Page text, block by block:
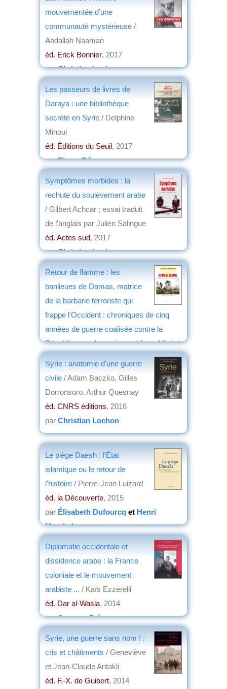
mouvementée d'une
communauté mystérieuse /
Abdallah Naaman
éd. Erick Bonnier, 2017
parChristian Lochon
Les passeurs de livres de
Daraya : une bibliothèque
secrète en Syrie / Delphine
Minoui
éd. Éditions du Seuil, 2017
parPierre Gény
Symptômes morbides : la
rechute du soulèvement arabe
/ Gilbert Achcar ; essai traduit
de l'anglais par Julien Salingue
éd. Actes sud, 2017
parChristian Lochon
Retour de flamme : les
banlieues de Damas, matrice
de la barbarie terroriste qui
frappe l'Occident : chroniques de cinq
années de guerre coalisée contre la
République arabe syrienne/ Jean-Michel
Syrie : anatomie d'une guerre
civile / Adam Baczko, Gilles
Dorronsoro, Arthur Quesnay
éd. CNRS éditions, 2016
par Christian Lochon
Le piège Daesh : l'État
islamique ou le retour de
l'histoire / Pierre-Jean Luizard
éd. la Découverte, 2015
par Élisabeth Dufourcq et Henri
Marchal
Diplomatie occidentale et
dissidence arabe : la France
coloniale et le mouvement
arabiste ... / Kaïs Ezzerelli
éd. Dar al-Wasla, 2014
parJacques Frémeaux
Syrie, une guerre sans nom ! :
cris et châtiments / Geneviève
et Jean-Claude Antakli
éd. F.-X. de Guibert, 2014